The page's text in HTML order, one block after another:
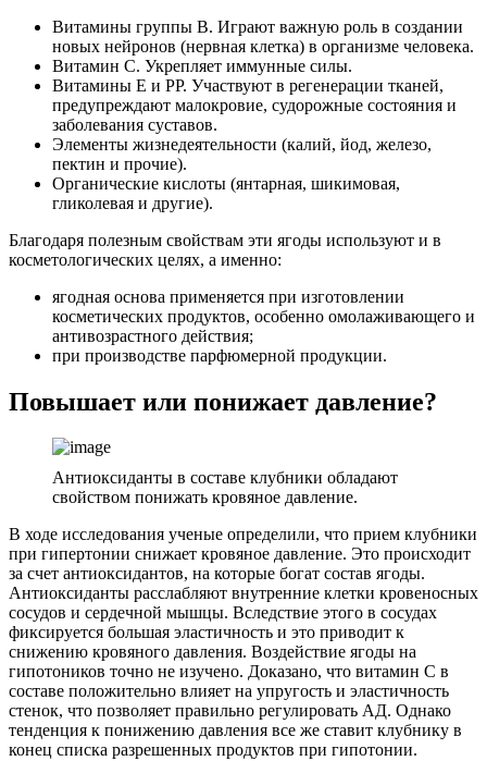
Витамины группы В. Играют важную роль в создании
новых нейронов (нервная клетка) в организме человека.
Витамин С. Укрепляет иммунные силы.
Витамины Е и РР. Участвуют в регенерации тканей,
предупреждают малокровие, судорожные состояния и
заболевания суставов.
Элементы жизнедеятельности (калий, йод, железо,
пектин и прочие).
Органические кислоты (янтарная, шикимовая,
гликолевая и другие).
Благодаря полезным свойствам эти ягоды используют и в
косметологических целях, а именно:
ягодная основа применяется при изготовлении
косметических продуктов, особенно омолаживающего и
антивозрастного действия;
при производстве парфюмерной продукции.
Повышает или понижает давление?
Антиоксиданты в составе клубники обладают
свойством понижать кровяное давление.
В ходе исследования ученые определили, что прием клубники
при гипертонии снижает кровяное давление. Это происходит
за счет антиоксидантов, на которые богат состав ягоды.
Антиоксиданты расслабляют внутренние клетки кровеносных
сосудов и сердечной мышцы. Вследствие этого в сосудах
фиксируется большая эластичность и это приводит к
снижению кровяного давления. Воздействие ягоды на
гипотоников точно не изучено. Доказано, что витамин С в
составе положительно влияет на упругость и эластичность
стенок, что позволяет правильно регулировать АД. Однако
тенденция к понижению давления все же ставит клубнику в
конец списка разрешенных продуктов при гипотонии.